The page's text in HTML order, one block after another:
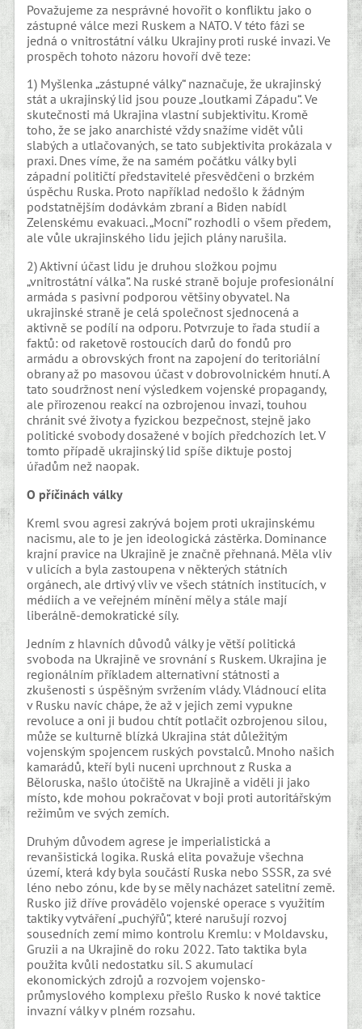
Považujeme za nesprávné hovořit o konfliktu jako o
zástupné válce mezi Ruskem a NATO. V této fázi se
jedná o vnitrostátní válku Ukrajiny proti ruské invazi. Ve
prospěch tohoto názoru hovoří dvě teze:
1) Myšlenka „zástupné války“ naznačuje, že ukrajinský
stát a ukrajinský lid jsou pouze „loutkami Západu“. Ve
skutečnosti má Ukrajina vlastní subjektivitu. Kromě
toho, že se jako anarchisté vždy snažíme vidět vůli
slabých a utlačovaných, se tato subjektivita prokázala v
praxi. Dnes víme, že na samém počátku války byli
západní političtí představitelé přesvědčeni o brzkém
úspěchu Ruska. Proto například nedošlo k žádným
podstatnějším dodávkám zbraní a Biden nabídl
Zelenskému evakuaci. „Mocní“ rozhodli o všem předem,
ale vůle ukrajinského lidu jejich plány narušila.
2) Aktivní účast lidu je druhou složkou pojmu
„vnitrostátní válka“. Na ruské straně bojuje profesionální
armáda s pasivní podporou většiny obyvatel. Na
ukrajinské straně je celá společnost sjednocená a
aktivně se podílí na odporu. Potvrzuje to řada studií a
faktů: od raketově rostoucích darů do fondů pro
armádu a obrovských front na zapojení do teritoriální
obrany až po masovou účast v dobrovolnickém hnutí. A
tato soudržnost není výsledkem vojenské propagandy,
ale přirozenou reakcí na ozbrojenou invazi, touhou
chránit své životy a fyzickou bezpečnost, stejně jako
politické svobody dosažené v bojích předchozích let. V
tomto případě ukrajinský lid spíše diktuje postoj
úřadům než naopak.
O příčinách války
Kreml svou agresi zakrývá bojem proti ukrajinskému
nacismu, ale to je jen ideologická zástěrka. Dominance
krajní pravice na Ukrajině je značně přehnaná. Měla vliv
v ulicích a byla zastoupena v některých státních
orgánech, ale drtivý vliv ve všech státních institucích, v
médiích a ve veřejném mínění měly a stále mají
liberálně-demokratické síly.
Jedním z hlavních důvodů války je větší politická
svoboda na Ukrajině ve srovnání s Ruskem. Ukrajina je
regionálním příkladem alternativní státnosti a
zkušenosti s úspěšným svržením vlády. Vládnoucí elita
v Rusku navíc chápe, že až v jejich zemi vypukne
revoluce a oni ji budou chtít potlačit ozbrojenou silou,
může se kulturně blízká Ukrajina stát důležitým
vojenským spojencem ruských povstalců. Mnoho našich
kamarádů, kteří byli nuceni uprchnout z Ruska a
Běloruska, našlo útočiště na Ukrajině a viděli ji jako
místo, kde mohou pokračovat v boji proti autoritářským
režimům ve svých zemích.
Druhým důvodem agrese je imperialistická a
revanšistická logika. Ruská elita považuje všechna
území, která kdy byla součástí Ruska nebo SSSR, za své
léno nebo zónu, kde by se měly nacházet satelitní země.
Rusko již dříve provádělo vojenské operace s využitím
taktiky vytváření „puchýřů“, které narušují rozvoj
sousedních zemí mimo kontrolu Kremlu: v Moldavsku,
Gruzii a na Ukrajině do roku 2022. Tato taktika byla
použita kvůli nedostatku sil. S akumulací
ekonomických zdrojů a rozvojem vojensko-
průmyslového komplexu přešlo Rusko k nové taktice
invazní války v plném rozsahu.